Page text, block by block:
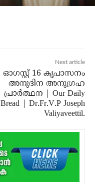
Next article
ഓഗസ്റ്റ് 16 കൃപാസനം
അനുദിന അനുഗ്രഹ
പ്രാർത്ഥന | Our Daily
Bread | Dr.Fr.V.P Joseph
Valiyaveettil.